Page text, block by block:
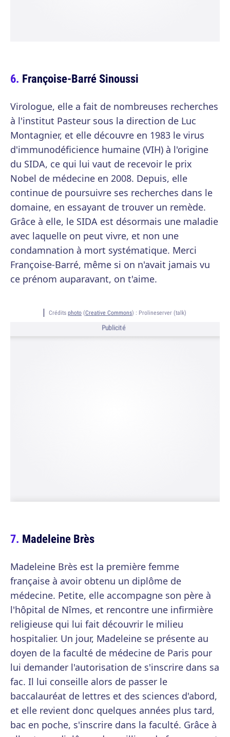
Françoise-Barré Sinoussi
Virologue, elle a fait de nombreuses recherches
à l'institut Pasteur sous la direction de Luc
Montagnier, et elle découvre en 1983 le virus
d'immunodéficience humaine (VIH) à l'origine
du SIDA, ce qui lui vaut de recevoir le prix
Nobel de médecine en 2008. Depuis, elle
continue de poursuivre ses recherches dans le
domaine, en essayant de trouver un remède.
Grâce à elle, le SIDA est désormais une maladie
avec laquelle on peut vivre, et non une
condamnation à mort systématique. Merci
Françoise-Barré, même si on n'avait jamais vu
ce prénom auparavant, on t'aime.
Crédits photo (Creative Commons) : Prolineserver (talk)
Publicité
Madeleine Brès
Madeleine Brès est la première femme
française à avoir obtenu un diplôme de
médecine. Petite, elle accompagne son père à
l'hôpital de Nîmes, et rencontre une infirmière
religieuse qui lui fait découvrir le milieu
hospitalier. Un jour, Madeleine se présente au
doyen de la faculté de médecine de Paris pour
lui demander l'autorisation de s'inscrire dans sa
fac. Il lui conseille alors de passer le
baccalauréat de lettres et des sciences d'abord,
et elle revient donc quelques années plus tard,
bac en poche, s'inscrire dans la faculté. Grâce à